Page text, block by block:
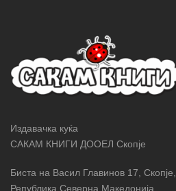
Издавачка куќа
САКАМ КНИГИ ДООЕЛ Скопје
Биста на Васил Главинов 17, Скопје,
Република Северна Македонија